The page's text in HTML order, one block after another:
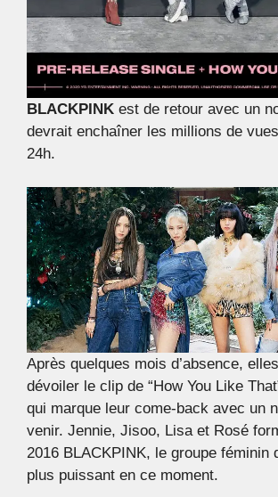
BLACKPINK est de retour avec un
devrait enchaîner les millions de
24h.
Après quelques mois d’absence,
dévoiler le clip de “How You Like
qui marque leur come-back avec un
venir. Jennie, Jisoo, Lisa et Rosé
2016 BLACKPINK, le groupe féminin
plus puissant en ce moment.